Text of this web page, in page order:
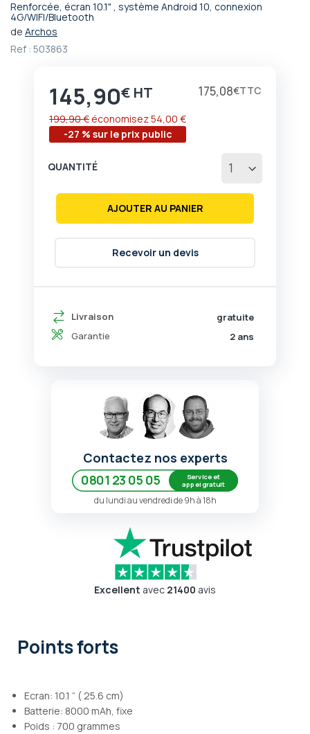
Renforcée, écran 10.1" , système Android 10, connexion
4G/WIFI/Bluetooth
de Archos
Ref : 503863
Prix
145,90€ 175,08€
-27 % sur le prix public
199,90 € économisez54,00 €
Livraison
gratuite
Garantie
2 ans
QUANTITÉ
AJOUTER AU PANIER
Recevoir un devis
Passer
au
de
d’images
Contactez nos experts
0801 23 05 05
Service et
appel gratuit
du lundi au vendredi de 9h à 18h
Excellent avec 21400 avis
Points forts
Ecran: 10.1 “ ( 25.6 cm)
Batterie: 8000 mAh, fixe
Poids : 700 grammes